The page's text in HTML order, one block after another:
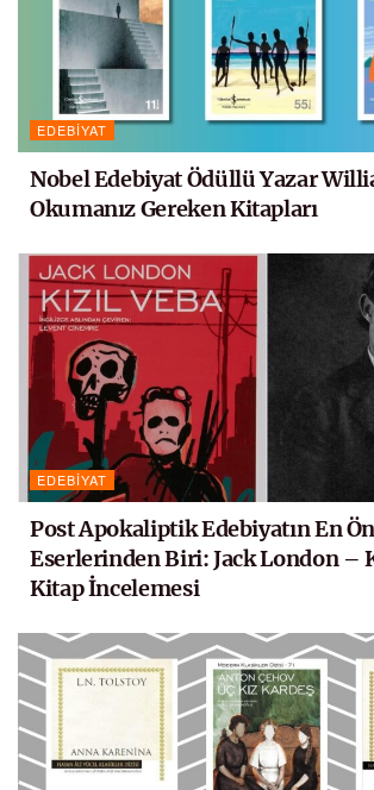
EDEBIYAT
Nobel Edebiyat Ödüllü Yazar
Okumanız Gereken Kitapları
EDEBIYAT
Post Apokaliptik Edebiyatın En
Eserlerinden Biri: Jack London –
Kitap İncelemesi